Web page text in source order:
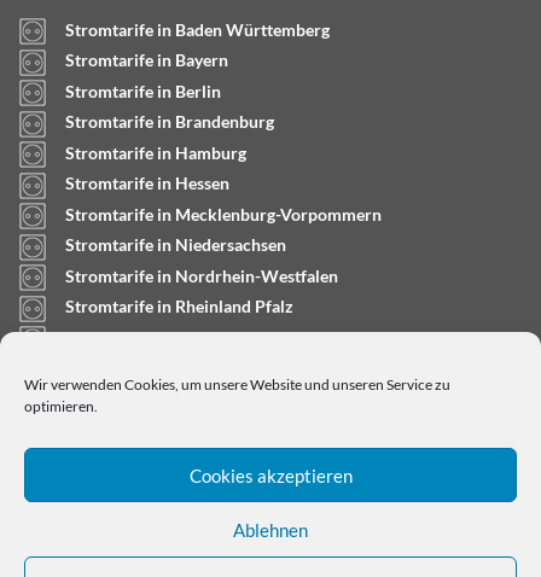
Wir verwenden Cookies, um unsere Website und unseren Service zu
optimieren.
Cookies akzeptieren
Ablehnen
Stromtarife in Baden Württemberg
Stromtarife in Bayern
Stromtarife in Berlin
Stromtarife in Brandenburg
Stromtarife in Hamburg
Stromtarife in Hessen
Stromtarife in Mecklenburg-Vorpommern
Stromtarife in Niedersachsen
Stromtarife in Nordrhein-Westfalen
Stromtarife in Rheinland Pfalz
Stromtarife in Saarland
Stromtarife in Schleswig-Holstein